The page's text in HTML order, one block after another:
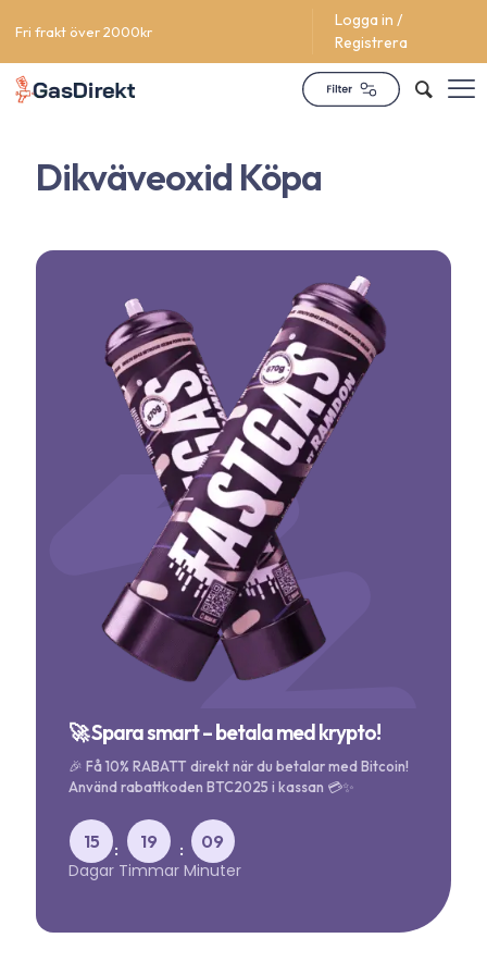
Fri frakt över 2000kr
Logga in /
Registrera
Dikväveoxid Köpa
🚀 Spara smart – betala med krypto!
🎉 Få 10% RABATT direkt när du betalar med Bitcoin!
Använd rabattkoden BTC2025 i kassan 💳✨
15
Dagar
:
19
Timmar
:
09
Minuter